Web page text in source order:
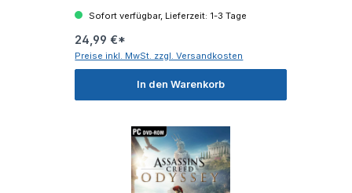
Sofort verfügbar, Lieferzeit: 1-3 Tage
24,99 €*
Preise inkl. MwSt. zzgl. Versandkosten
In den Warenkorb